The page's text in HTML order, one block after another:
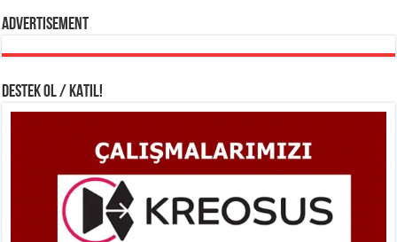
Advertisement
DESTEK OL / KATIL!